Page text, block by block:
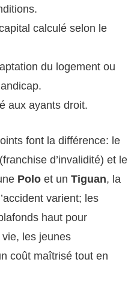
calculé selon le
du logement ou
aux ayants droit.
font la différence: le
d’invalidité) et le
Polo et un Tiguan, la
varient; les
haut pour
les jeunes
coût maîtrisé tout en